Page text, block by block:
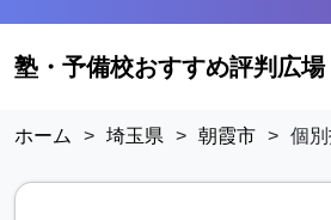
塾・予備校おすすめ評判広場
ホーム > 埼玉県 > 朝霞市 > 個